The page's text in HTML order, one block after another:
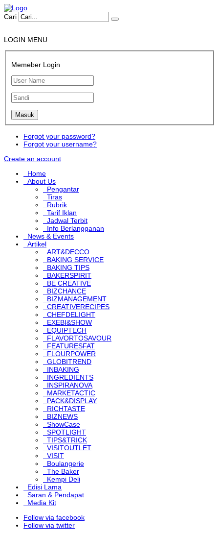
Cari
LOGIN MENU
Memeber Login
Forgot your password?
Forgot your username?
Create an account
Home
About Us
Pengantar
Tiras
Rubrik
Tarif Iklan
Jadwal Terbit
Info Berlangganan
News & Events
Artikel
ART&DECCO
BAKING SERVICE
BAKING TIPS
BAKERSPIRIT
BE CREATIVE
BIZCHANCE
BIZMANAGEMENT
CREATIVERECIPES
CHEFDELIGHT
EXEBI&SHOW
EQUIPTECH
FLAVORTOSAVOUR
FEATURESFAT
FLOURPOWER
GLOBITREND
INBAKING
INGREDIENTS
INSPIRANOVA
MARKETACTIC
PACK&DISPLAY
RICHTASTE
BIZNEWS
ShowCase
SPOTLIGHT
TIPS&TRICK
VISITOUTLET
VISIT
Boulangerie
The Baker
Kempi Deli
Edisi Lama
Saran & Pendapat
Media Kit
Follow via facebook
Follow via twitter